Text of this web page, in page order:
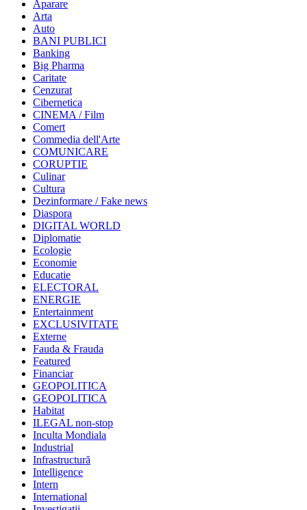
Aparare
Arta
Auto
BANI PUBLICI
Banking
Big Pharma
Caritate
Cenzurat
Cibernetica
CINEMA / Film
Comert
Commedia dell'Arte
COMUNICARE
CORUPTIE
Culinar
Cultura
Dezinformare / Fake news
Diaspora
DIGITAL WORLD
Diplomatie
Ecologie
Economie
Educatie
ELECTORAL
ENERGIE
Entertainment
EXCLUSIVITATE
Externe
Fauda & Frauda
Featured
Financiar
GEOPOLITICA
GEOPOLITICA
Habitat
ILEGAL non-stop
Inculta Mondiala
Industrial
Infrastructură
Intelligence
Intern
International